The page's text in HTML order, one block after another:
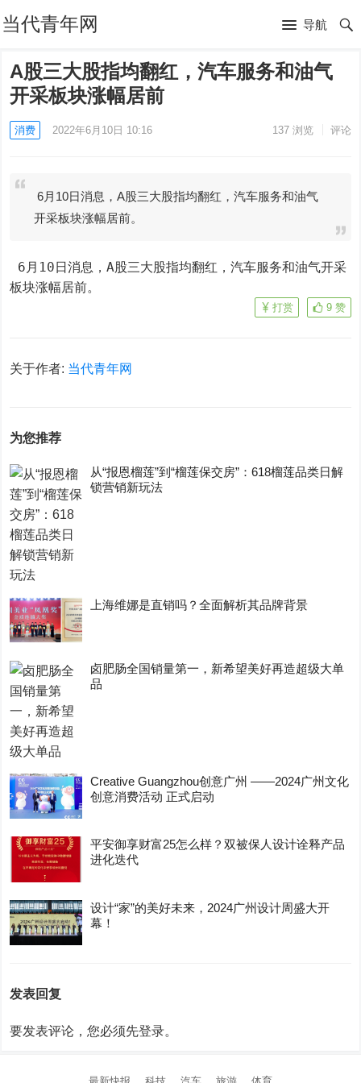
当代青年网 导航
A股三大股指均翻红，汽车服务和油气
开采板块涨幅居前
消费 2022年6月10日 10:16 137浏览 评论
6月10日消息，A股三大股指均翻红，汽车服务和油气
开采板块涨幅居前。
6月10日消息，A股三大股指均翻红，汽车服务和油气开采
板块涨幅居前。
9 赞
打赏
关于作者: 当代青年网
为您推荐
从“报恩榴莲”到“榴莲保交房”：618榴莲品类日解
锁营销新玩法
上海维娜是直销吗？全面解析其品牌背景
卤肥肠全国销量第一，新希望美好再造超级大单
品
Creative Guangzhou创意广州 ——2024广州文化
创意消费活动 正式启动
平安御享财富25怎么样？双被保人设计诠释产品
进化迭代
设计“家”的美好未来，2024广州设计周盛大开
幕！
发表回复
要发表评论，您必须先登录。